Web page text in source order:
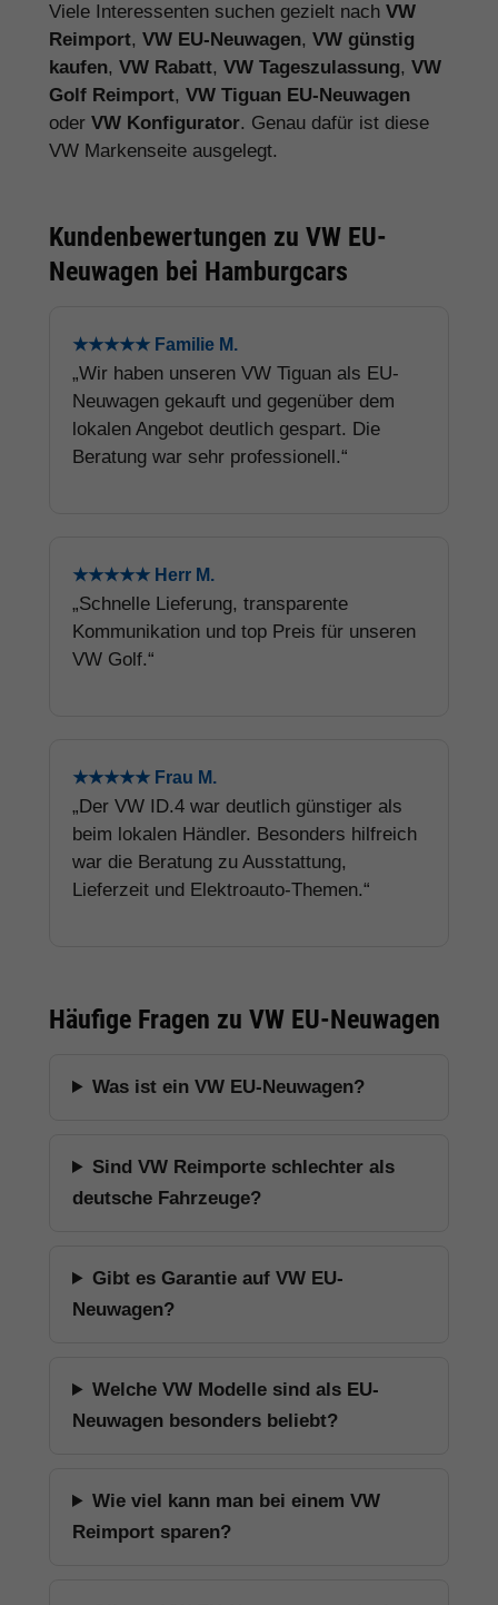
Viele Interessenten suchen gezielt nach VW
Reimport, VW EU-Neuwagen, VW günstig
kaufen, VW Rabatt, VW Tageszulassung, VW
Golf Reimport, VW Tiguan EU-Neuwagen
oder VW Konfigurator. Genau dafür ist diese
VW Markenseite ausgelegt.
Kundenbewertungen zu VW EU-
Neuwagen bei Hamburgcars
★★★★★ Familie M.
„Wir haben unseren VW Tiguan als EU-
Neuwagen gekauft und gegenüber dem
lokalen Angebot deutlich gespart. Die
Beratung war sehr professionell.“
★★★★★ Herr M.
„Schnelle Lieferung, transparente
Kommunikation und top Preis für unseren
VW Golf.“
★★★★★ Frau M.
„Der VW ID.4 war deutlich günstiger als
beim lokalen Händler. Besonders hilfreich
war die Beratung zu Ausstattung,
Lieferzeit und Elektroauto-Themen.“
Häufige Fragen zu VW EU-Neuwagen
Was ist ein VW EU-Neuwagen?
Sind VW Reimporte schlechter als
deutsche Fahrzeuge?
Gibt es Garantie auf VW EU-
Neuwagen?
Welche VW Modelle sind als EU-
Neuwagen besonders beliebt?
Wie viel kann man bei einem VW
Reimport sparen?